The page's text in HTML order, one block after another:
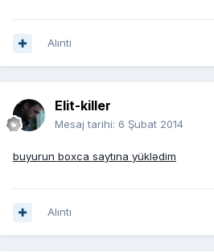
Alıntı
Elit-killer
Mesaj tarihi: 6 Şubat 2014
buyurun boxca saytına yüklədim
Alıntı